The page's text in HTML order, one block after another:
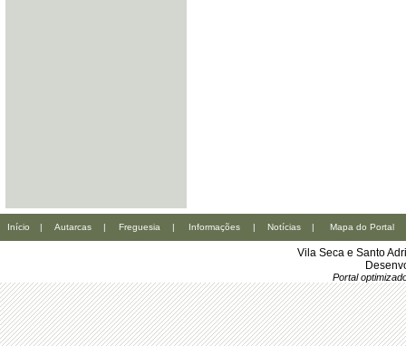
Início | Autarcas | Freguesia | Informações | Notícias | Mapa do Portal
Vila Seca e Santo
Portal